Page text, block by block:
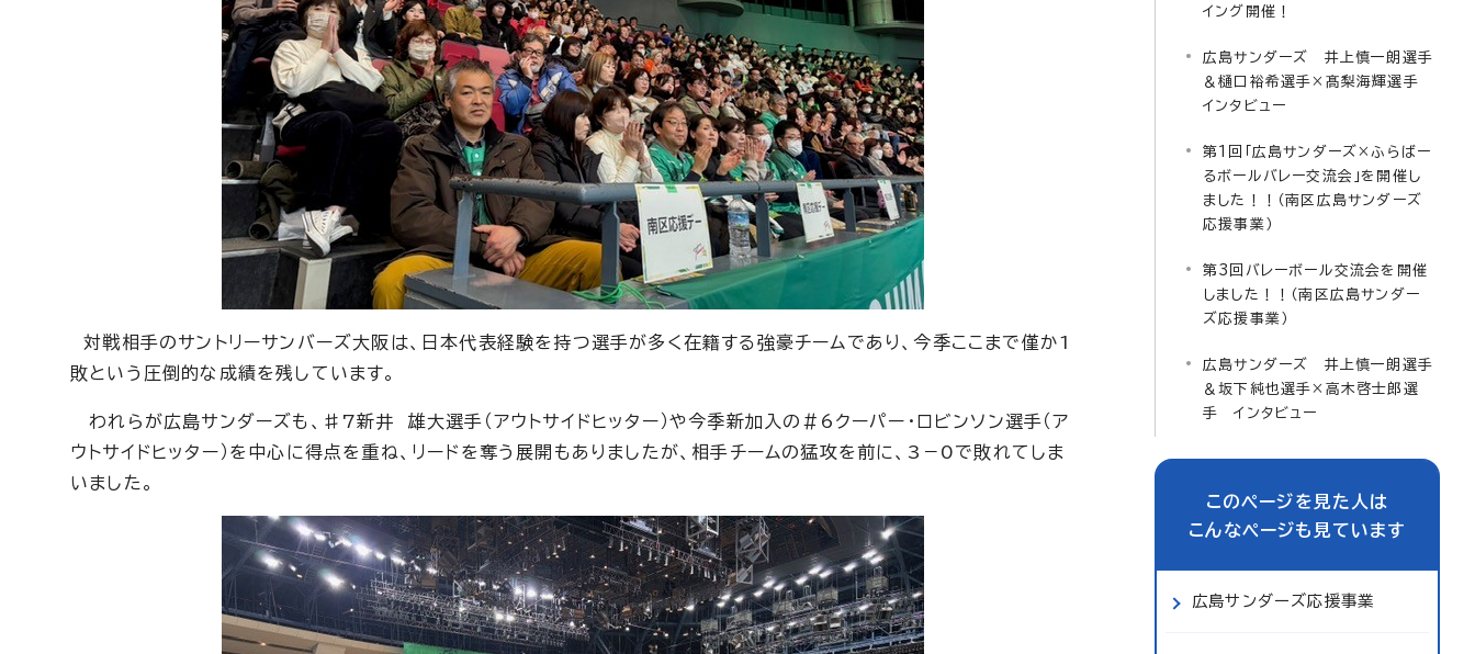
対戦相手のサントリーサンバーズ大阪は、日本代表経験を持つ選手が多く在籍する強豪チームであり、今季ここまで僅か1
敗という圧倒的な成績を残しています。
われらが広島サンダーズも、♯7新井 雄大選手（アウトサイドヒッター）や今季新加入の＃6クーパー・ロビンソン選手（ア
ウトサイドヒッター）を中心に得点を重ね、リードを奪う展開もありましたが、相手チームの猛攻を前に、3－0で敗れてしま
いました。
イング開催！
広島サンダーズ 井上慎一朗選手
＆樋口裕希選手×髙梨海輝選手
インタビュー
第1回「広島サンダーズ×ふらばー
るボールバレー交流会」を開催し
ました！！（南区広島サンダーズ
応援事業）
第3回バレーボール交流会を開催
しました！！（南区広島サンダー
ズ応援事業）
広島サンダーズ 井上慎一朗選手
＆坂下純也選手×高木啓士郎選
手 インタビュー
このページを見た人は
こんなページも見ています
広島サンダーズ応援事業